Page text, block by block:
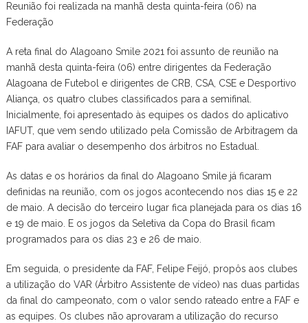
Reunião foi realizada na manhã desta quinta-feira (06) na
Federação
A reta final do Alagoano Smile 2021 foi assunto de reunião na
manhã desta quinta-feira (06) entre dirigentes da Federação
Alagoana de Futebol e dirigentes de CRB, CSA, CSE e Desportivo
Aliança, os quatro clubes classificados para a semifinal.
Inicialmente, foi apresentado às equipes os dados do aplicativo
IAFUT, que vem sendo utilizado pela Comissão de Arbitragem da
FAF para avaliar o desempenho dos árbitros no Estadual.
As datas e os horários da final do Alagoano Smile já ficaram
definidas na reunião, com os jogos acontecendo nos dias 15 e 22
de maio. A decisão do terceiro lugar fica planejada para os dias 16
e 19 de maio. E os jogos da Seletiva da Copa do Brasil ficam
programados para os dias 23 e 26 de maio.
Em seguida, o presidente da FAF, Felipe Feijó, propôs aos clubes
a utilização do VAR (Árbitro Assistente de vídeo) nas duas partidas
da final do campeonato, com o valor sendo rateado entre a FAF e
as equipes. Os clubes não aprovaram a utilização do recurso